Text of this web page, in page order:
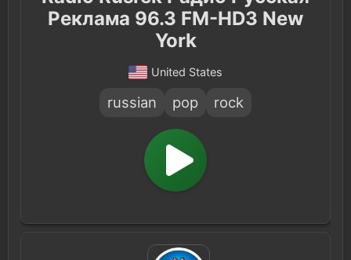
Реклама 96.3 FM-HD3 New
York
United States
russian pop rock